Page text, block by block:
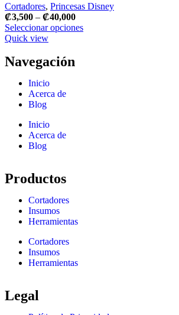
Cortadores, Princesas Disney
₡3,500 – ₡40,000
Seleccionar opciones
Quick view
Navegación
Inicio
Acerca de
Blog
Inicio
Acerca de
Blog
Productos
Cortadores
Insumos
Herramientas
Cortadores
Insumos
Herramientas
Legal